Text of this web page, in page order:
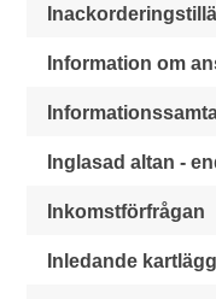
Information om
Inglasad altan -
Inkomstförfrågan
Inledande